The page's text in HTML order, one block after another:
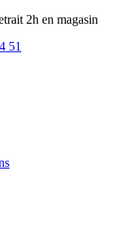
2h en magasin
51